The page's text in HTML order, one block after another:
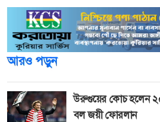
আরও পড়ুন
উরুগুয়ের কোচ হলেন
বল জয়ী ফোরলান